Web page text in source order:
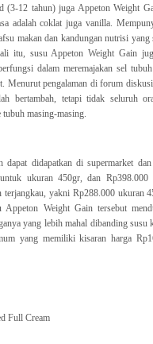
(3-12 tahun) juga Appeton Weight
adalah coklat juga vanilla.
makan dan kandungan nutrisi yang
itu, susu Appeton Weight Gain
dalam meremajakan sel
Menurut pengalaman di forum
bertambah, tetapi tidak seluruh
tubuh masing-masing.
dapat didapatkan di supermarket
ukuran 450gr, dan Rp398.000
yakni Rp288.000 ukuran
Appeton Weight Gain tersebut
yang lebih mahal dibanding susu
yang memiliki kisaran harga
Full Cream